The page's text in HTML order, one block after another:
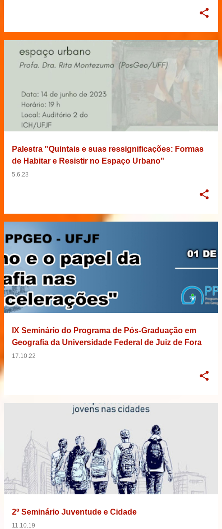
Palestra "Quintais e suas ressignificações: Formas
de Habitar e Resistir no Espaço Urbano"
5.6.23
IX Seminário do Programa de Pós-Graduação em
Geografia da Universidade Federal de Juiz de Fora
17.10.22
2º Seminário Juventude e Cidade
11.10.19